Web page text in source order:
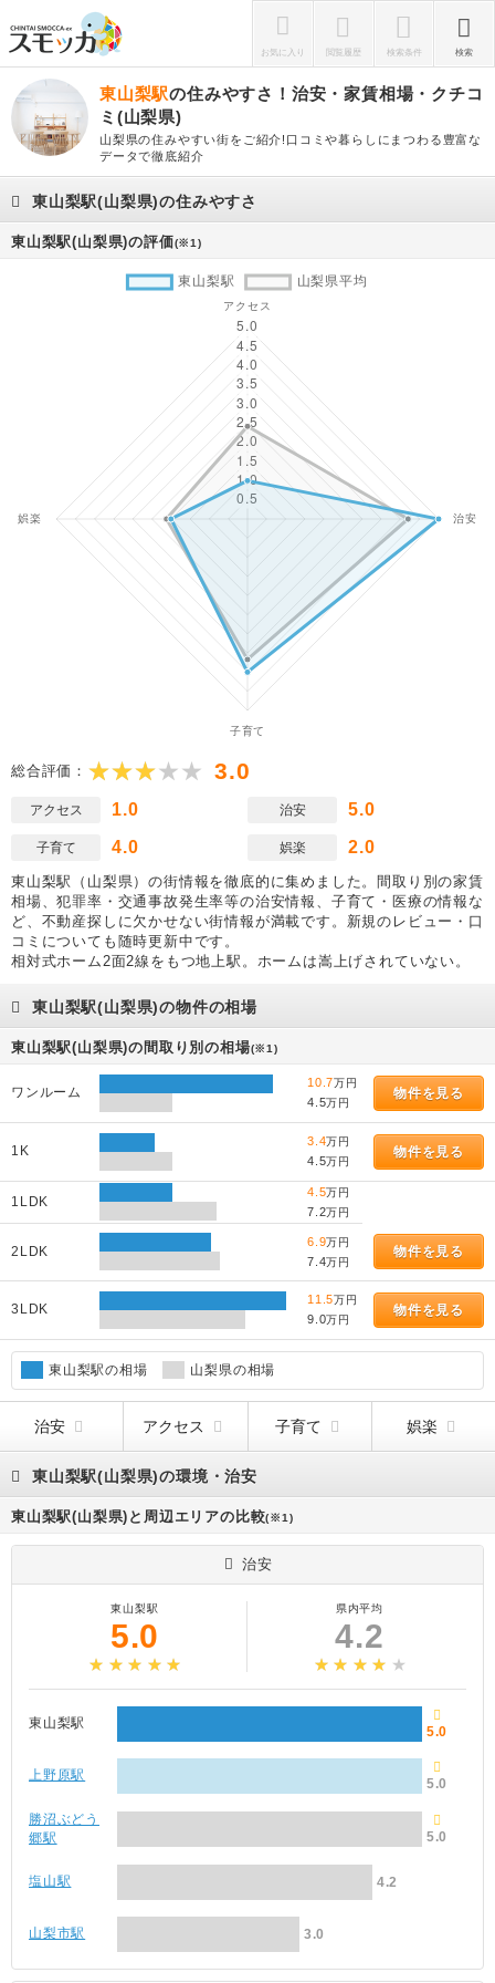
お気に入り 閲覧履歴 検索条件 検索
東山梨駅の住みやすさ！治安・家賃相場・クチコ
ミ(山梨県)
山梨県の住みやすい街をご紹介!口コミや暮らしにまつわる豊富な
データで徹底紹介
東山梨駅(山梨県)の住みやすさ
東山梨駅(山梨県)の評価(※1)
総合評価： 3.0
アクセス 1.0 治安 5.0
子育て 4.0 娯楽 2.0
東山梨駅（山梨県）の街情報を徹底的に集めました。間取り別の家賃
相場、犯罪率・交通事故発生率等の治安情報、子育て・医療の情報な
ど、不動産探しに欠かせない街情報が満載です。新規のレビュー・口
コミについても随時更新中です。
相対式ホーム2面2線をもつ地上駅。ホームは嵩上げされていない。
東山梨駅(山梨県)の物件の相場
東山梨駅(山梨県)の間取り別の相場(※1)
ワンルーム
10.7万円
4.5万円
物件を見る
1K
3.4万円
4.5万円
物件を見る
1LDK
4.5万円
7.2万円
2LDK
6.9万円
7.4万円
物件を見る
3LDK
11.5万円
9.0万円
物件を見る
東山梨駅の相場 山梨県の相場
治安 アクセス 子育て 娯楽
東山梨駅(山梨県)の環境・治安
東山梨駅(山梨県)と周辺エリアの比較(※1)
治安
東山梨駅
5.0
県内平均
4.2
東山梨駅
5.0
上野原駅
5.0
勝沼ぶどう
郷駅
5.0
塩山駅 4.2
山梨市駅 3.0